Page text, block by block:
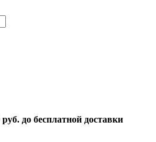
руб. до бесплатной доставки